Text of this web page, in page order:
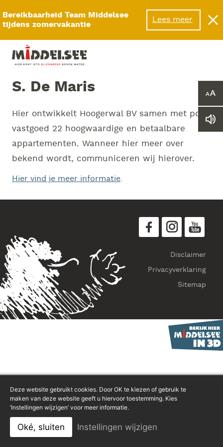
Bereikbaarheid Team Middelsee
tijdens zomervakantie
Lees meer
Menu
of
S. De Maris
Hier ontwikkelt Hoogerwal BV samen met pc
vastgoed 22 hoogwaardige en betaalbare
appartementen. Wanneer hier meer over
bekend wordt, communiceren wij hierover.
Hier vind je meer informatie.
Disclaimer
Privacyverklaring
Sitemap
Deze website gebruikt cookies. Door OK te kiezen of gebruik te
maken van deze website geeft u hiervoor toestemming. Kies
‘Instellingen wijzigen’ voor meer informatie.
Oké, sluiten Instellingen wijzigen